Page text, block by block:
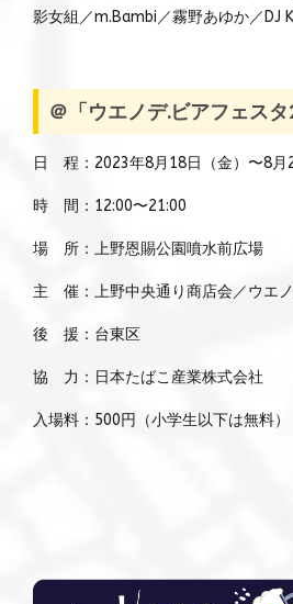
影女組／m.Bambi／霧野あゆか／DJ
＠「ウエノデ.ビアフェス
日 程：2023年8月18日（金）〜8月
時 間：12:00〜21:00
場 所：上野恩賜公園噴水前広場
主 催：上野中央通り商店会／ウエ
後 援：台東区
協 力：日本たばこ産業株式会社
入場料：500円（小学生以下は無料）